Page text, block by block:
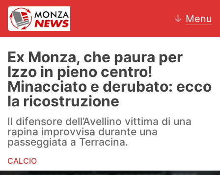
↓ Menu
News
AC Monza
Calcio
Motori
Volley
Ex Monza, che paura per
Izzo in pieno centro!
Minacciato e derubato: ecco
la ricostruzione
Il difensore dell’Avellino vittima di una
rapina improvvisa durante una
passeggiata a Terracina.
CALCIO